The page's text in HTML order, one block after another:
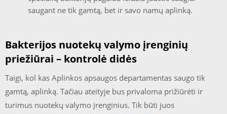
saugant ne tik gamtą, bet ir savo namų aplinką.
Bakterijos nuotekų valymo įrenginių
priežiūrai – kontrolė didės
Taigi, kol kas Aplinkos apsaugos departamentas saugo tik
gamtą, aplinką. Tačiau ateityje bus privaloma prižiūrėti ir
turimus nuotekų valymo įrenginius. Tik būti juos